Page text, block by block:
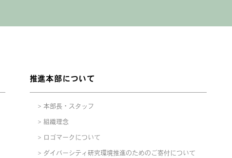
推進本部について
本部長・スタッフ
組織理念
ロゴマークについて
ダイバーシティ研究環境推進のためのご寄付について